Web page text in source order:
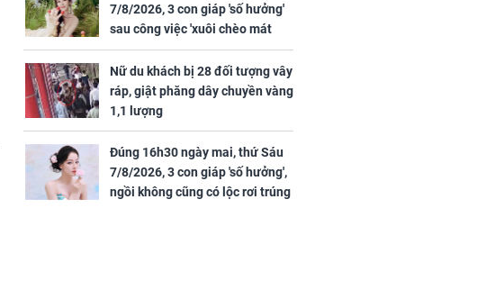
sau tin đồn thay tim,
cởi áo chứng minh sức
khỏe
7/8/2026, 3 con giáp 'số hưởng'
sau công việc 'xuôi chèo mát
mái', tiền tài 'thu về như nước',
tình duyên viên mãn
Nữ du khách bị 28 đối tượng vây
ráp, giật phăng dây chuyền vàng
1,1 lượng
Đúng 16h30 ngày mai, thứ Sáu
7/8/2026, 3 con giáp 'số hưởng',
ngồi không cũng có lộc rơi trúng